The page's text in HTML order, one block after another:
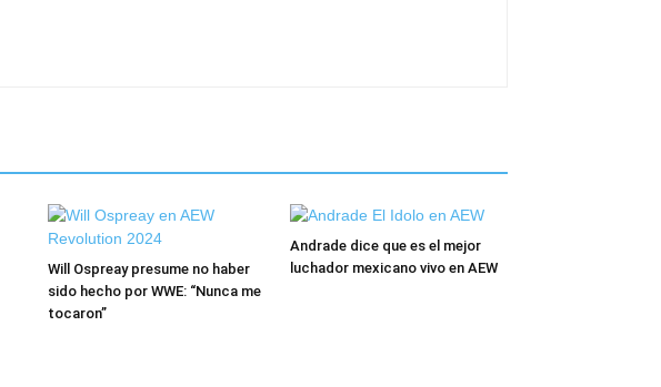
Will Ospreay presume no haber
sido hecho por WWE: “Nunca me
tocaron”
Andrade dice que es el mejor
luchador mexicano vivo en AEW